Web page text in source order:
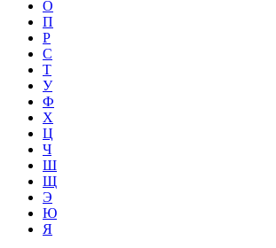
О
П
Р
С
Т
У
Ф
Х
Ц
Ч
Ш
Щ
Э
Ю
Я